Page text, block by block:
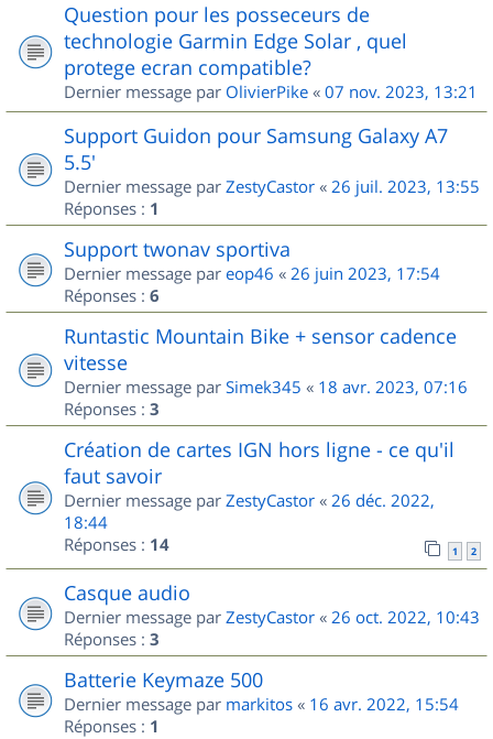
Question pour les posseceurs de
technologie Garmin Edge Solar , quel
protege ecran compatible?
Dernier message par OlivierPike « 07 nov. 2023, 13:21
Support Guidon pour Samsung Galaxy A7
5.5'
Dernier message par ZestyCastor « 26 juil. 2023, 13:55
Réponses : 1
Support twonav sportiva
Dernier message par eop46 « 26 juin 2023, 17:54
Réponses : 6
Runtastic Mountain Bike + sensor cadence
vitesse
Dernier message par Simek345 « 18 avr. 2023, 07:16
Réponses : 3
Création de cartes IGN hors ligne - ce qu'il
faut savoir
Dernier message par ZestyCastor « 26 déc. 2022,
18:44
Réponses : 14 1 2
Casque audio
Dernier message par ZestyCastor « 26 oct. 2022, 10:43
Réponses : 3
Batterie Keymaze 500
Dernier message par markitos « 16 avr. 2022, 15:54
Réponses : 1